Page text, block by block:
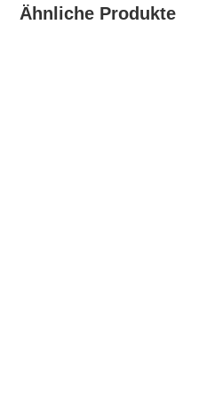
Ähnliche Produkte